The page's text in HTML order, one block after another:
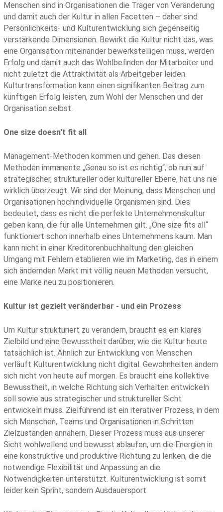
Menschen sind in Organisationen die Träger von Veränderung
und damit auch der Kultur in allen Facetten – daher sind
Persönlichkeits- und Kulturentwicklung sich gegenseitig
verstärkende Dimensionen. Bewirkt die Kultur nicht das, was
eine Organisation miteinander bewerkstelligen muss, werden
Erfolg und damit auch das Wohlbefinden der Mitarbeiter und
nicht zuletzt die Attraktivität als Arbeitgeber leiden.
Kulturtransformation kann einen signifikanten Beitrag zum
künftigen Erfolg leisten, zum Wohl der Menschen und der
Organisation selbst.
One size doesn't fit all
Management-Methoden kommen und gehen. Das diesen
Methoden immanente „Genau so ist es richtig“, ob nun auf
strategischer, struktureller oder kultureller Ebene, hat uns nie
wirklich überzeugt. Wir sind der Meinung, dass Menschen und
Organisationen hochindividuelle Organismen sind. Dies
bedeutet, dass es nicht die perfekte Unternehmenskultur
geben kann, die für alle Unternehmen gilt. „One size fits all“
funktioniert schon innerhalb eines Unternehmens kaum. Man
kann nicht in einer Kreditorenbuchhaltung den gleichen
Umgang mit Fehlern etablieren wie im Marketing, das in einem
sich ändernden Markt mit völlig neuen Methoden versucht,
eine Marke neu zu positionieren.
Kultur ist gezielt veränderbar - und ein Prozess
Um Kultur strukturiert zu verändern, braucht es ein klares
Zielbild und eine Bewusstheit darüber, wie die Kultur heute
tatsächlich ist. Ähnlich zur Entwicklung von Menschen
verläuft Kulturentwicklung nicht digital. Gewohnheiten ändern
sich nicht von heute auf morgen. Es braucht eine kollektive
Bewusstheit, in welche Richtung sich Verhalten entwickeln
soll sowie aus strategischer und struktureller Sicht
entwickeln muss. Zielführend ist ein iterativer Prozess, in dem
sich Menschen, Teams und Organisationen in Schritten
Zielzuständen annähern. Dieser Prozess muss aus unserer
Sicht wohlwollend und bewusst ablaufen, um die Energien in
eine konstruktive und produktive Richtung zu lenken, die die
notwendige Flexibilität und Anpassung an die
Notwendigkeiten unterstützt. Kulturentwicklung ist somit
leider kein Sprint, sondern Ausdauersport.